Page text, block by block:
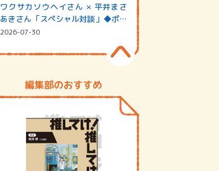
ワクサカソウヘイさん × 平井まさ
あきさん「スペシャル対談」◆ポッ
ドキャスト…
2026-07-30
編集部のおすすめ